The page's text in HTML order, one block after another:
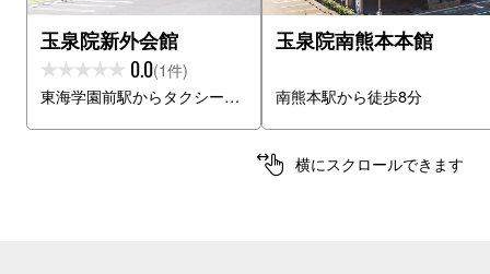
玉泉院新外会館
0.0(1件)
東海学園前駅からタクシーで13分
玉泉院南熊本本館
南熊本駅から徒歩8分
横にスクロールできます